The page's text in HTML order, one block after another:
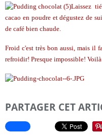
Laissez
cacao en poudre et dégustez de
de café bien chaude.
Froid c'est très bon aussi, mais il
refroidir! Presque impossible!
PARTAGER CET